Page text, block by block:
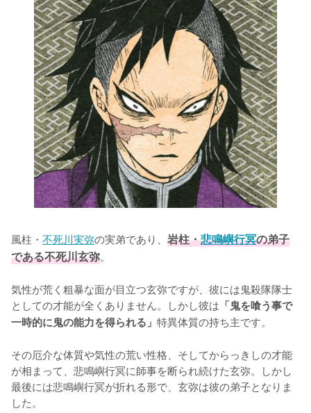
風柱・ 不死川実弥の実弟であり、 岩柱・悲鳴嶼行冥の弟子
である不死川玄弥。
気性が荒く粗暴な面が目立つ玄弥ですが、彼には鬼殺隊隊士
としての才能が全くありません。しかし彼は 「鬼を喰う事で
一時的に鬼の能力を得られる」 特異体質の持ち主です。
その厄介な体質や気性の荒い性格、そしてからっきしの才能
が相まって、悲鳴嶼行冥に師事を断られ続けた玄弥。しかし
最後には悲鳴嶼行冥が折れる形で、玄弥は彼の弟子となりま
した。